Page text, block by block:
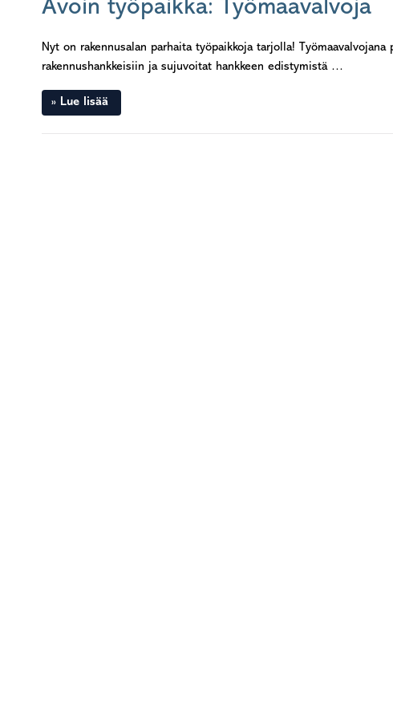
Avoin työpaikka: Työmaavalvoja
Nyt on rakennusalan parhaita työpaikkoja tarjolla!
rakennushankkeisiin ja sujuvoitat hankkeen edistymistä …
Lue lisää